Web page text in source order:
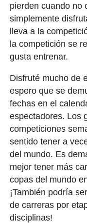
pierden cuando no
simplemente
lleva a la
la competición se
gusta entrenar.
Disfruté mucho de
espero que se
fechas en el
espectadores. Los
competiciones
sentido tener a
del mundo. Es
mejor tener más
copas del mundo
¡También podría
de carreras por
disciplinas!